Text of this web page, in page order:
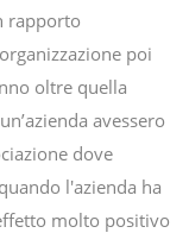
rapporto
poi
oltre quella
avessero
dove
l'azienda ha
molto positivo